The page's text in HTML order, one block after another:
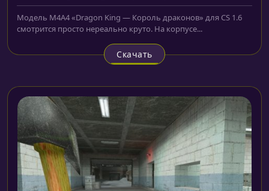
Модель M4A4 «Dragon King — Король драконов» для CS 1.6
смотрится просто нереально круто. На корпусе...
Скачать